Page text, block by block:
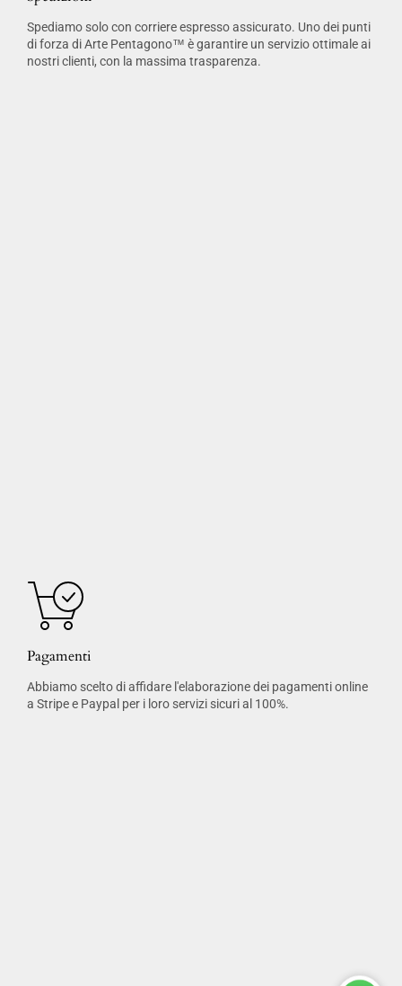
Spediamo solo con corriere espresso assicurato. Uno dei punti
di forza di Arte Pentagono™ è garantire un servizio ottimale ai
nostri clienti, con la massima trasparenza.
Pagamenti
Abbiamo scelto di affidare l'elaborazione dei pagamenti online
a Stripe e Paypal per i loro servizi sicuri al 100%.